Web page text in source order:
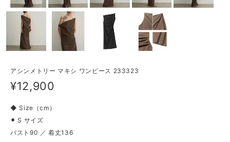
アシンメトリー マキシ ワンピース 233323
¥12,900
◆ Size（cm）
⚫︎ S サイズ
バスト90 ／ 着丈136